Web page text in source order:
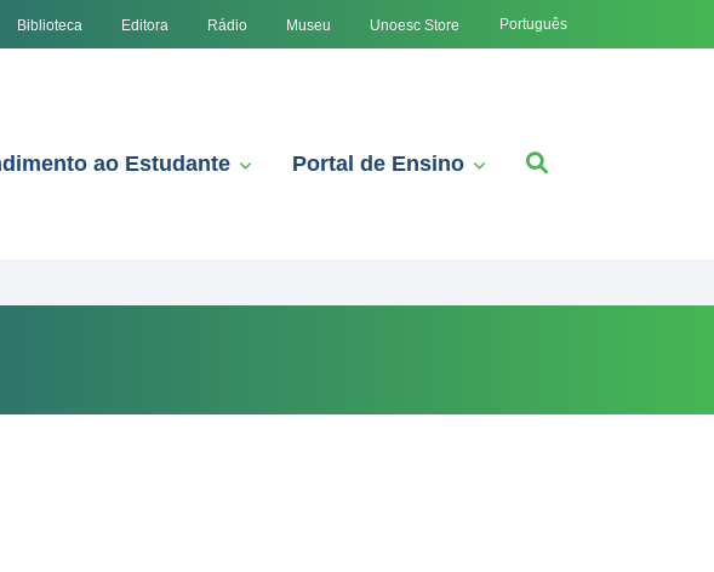
Biblioteca Editora Rádio Museu Unoesc Store Português
ao Estudante Portal de Ensino